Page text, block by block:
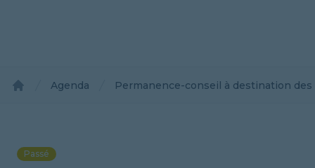
Agenda Permanence-conseil à destination
Passé